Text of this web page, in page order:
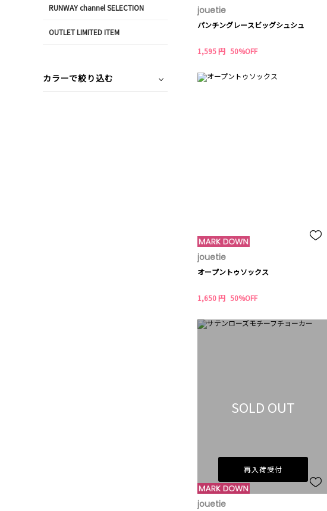
jouetie
パンチングレースビッグシュシュ
1,595 円 50%OFF
jouetie
オープントゥソックス
1,650 円 50%OFF
SOLD OUT
再入荷受付
jouetie
RUNWAY channel SELECTION
OUTLET LIMITED ITEM
カラーで絞り込む